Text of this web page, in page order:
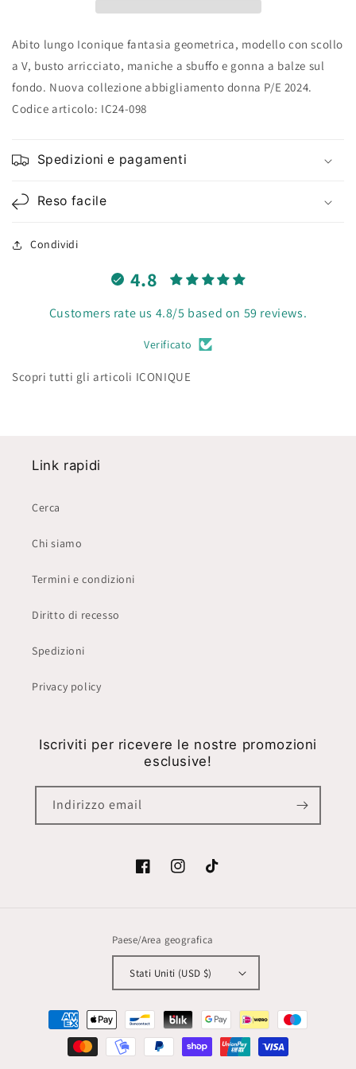
Abito lungo Iconique fantasia geometrica, modello con scollo
a V, busto arricciato, maniche a sbuffo e gonna a balze sul
fondo. Nuova collezione abbigliamento donna P/E 2024.
Codice articolo: IC24-098
Spedizioni e pagamenti
Reso facile
Condividi
4.8
Customers rate us 4.8/5 based on 59 reviews.
Verificato
Scopri tutti gli articoli ICONIQUE
Link rapidi
Cerca
Chi siamo
Termini e condizioni
Diritto di recesso
Spedizioni
Privacy policy
Iscriviti per ricevere le nostre promozioni
esclusive!
Indirizzo email
FacebookInstagramTikTok
Paese/Area geografica
Stati Uniti (USD $)
Metodi
pagamento